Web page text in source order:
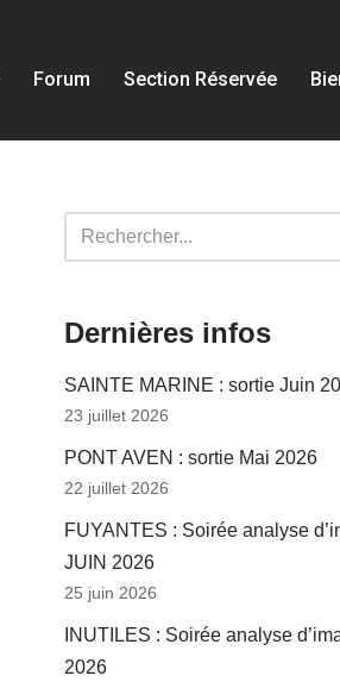
Forum Section Réservée
Dernières infos
SAINTE MARINE : sortie Juin
23 juillet 2026
PONT AVEN : sortie Mai 2026
22 juillet 2026
FUYANTES : Soirée analyse
JUIN 2026
25 juin 2026
INUTILES : Soirée analyse
2026